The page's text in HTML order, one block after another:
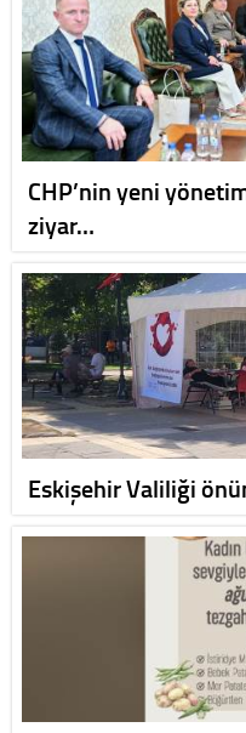
CHP’nin yeni
ziyar…
Eskişehir Valiliği